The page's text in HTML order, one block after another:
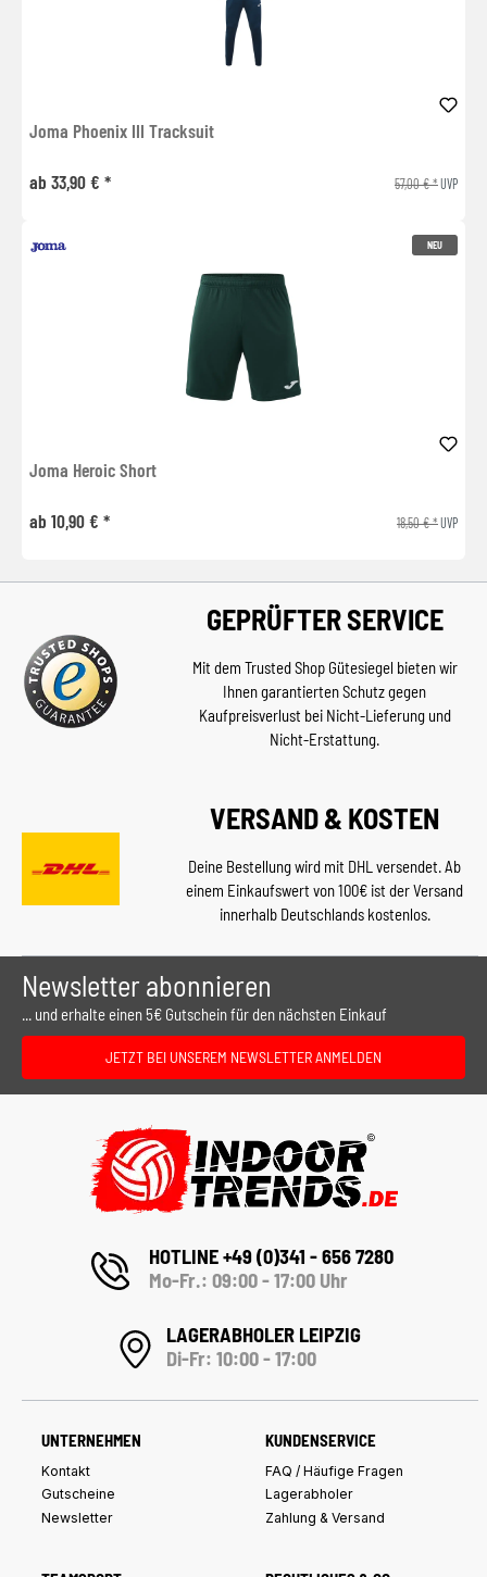
Joma Phoenix III Tracksuit
ab 33,90 € * 57,00 € *UVP
NEU
Joma Heroic Short
ab 10,90 € * 18,50 € *UVP
GEPRÜFTER SERVICE
Mit dem Trusted Shop Gütesiegel bieten wir
Ihnen garantierten Schutz gegen
Kaufpreisverlust bei Nicht-Lieferung und
Nicht-Erstattung.
VERSAND & KOSTEN
Deine Bestellung wird mit DHL versendet. Ab
einem Einkaufswert von 100€ ist der Versand
innerhalb Deutschlands kostenlos.
Newsletter abonnieren
... und erhalte einen 5€ Gutschein für den nächsten Einkauf
JETZT BEI UNSEREM NEWSLETTER ANMELDEN
HOTLINE +49 (0)341 - 656 7280
Mo-Fr.: 09:00 - 17:00 Uhr
LAGERABHOLER LEIPZIG
Di-Fr: 10:00 - 17:00
UNTERNEHMEN
Kontakt
Gutscheine
Newsletter
KUNDENSERVICE
FAQ / Häufige Fragen
Lagerabholer
Zahlung & Versand